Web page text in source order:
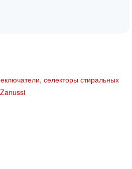
селекторы стиральных
Zanussi